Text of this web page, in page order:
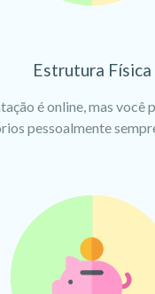
Estrutura Física
é online, mas você
pessoalmente